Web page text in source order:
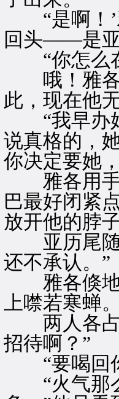
“是啊！’
回头——是亚
“你怎么在
哦！雅各
此，现在他
“我早办好
说真格的，
你决定要她
雅各用手
巴最好闭紧
放开他的脖
亚历尾随
还不承认。”
雅各倏地
上噤若寒蝉。
两人各占
招待啊？”
“要喝回
“火气那么